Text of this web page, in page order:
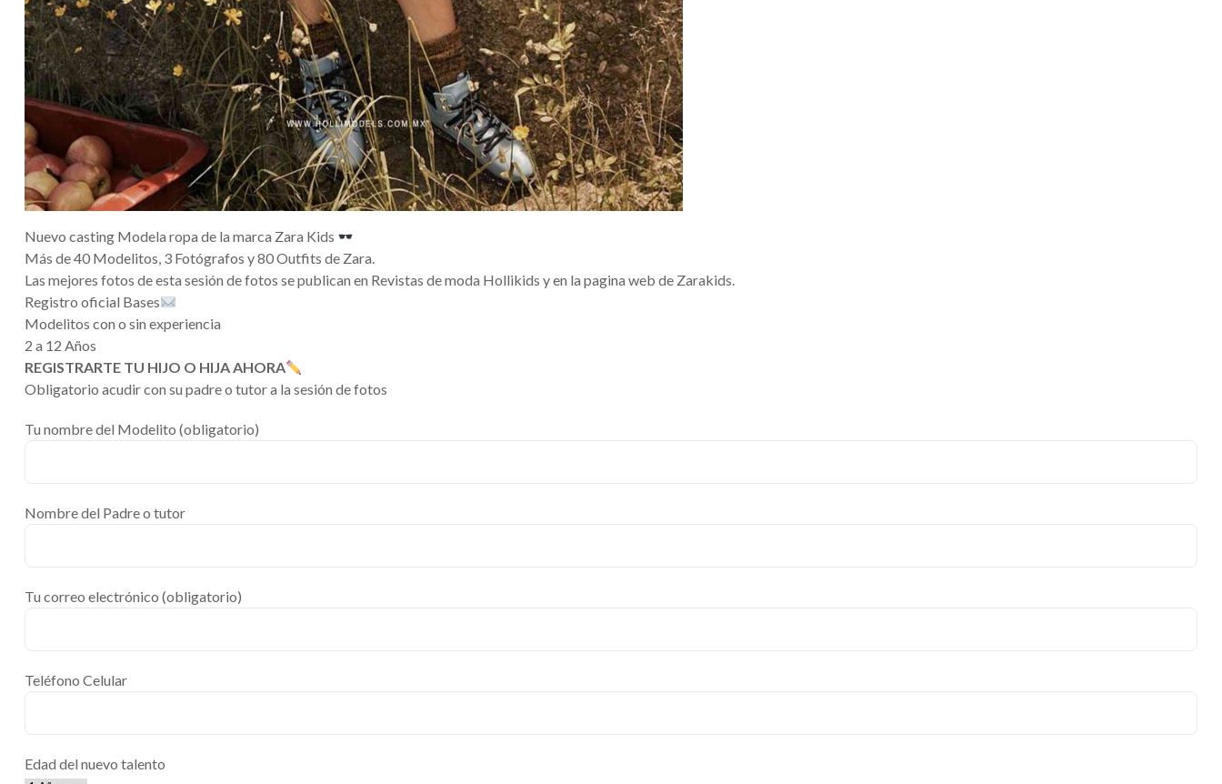
Nuevo casting Modela ropa de la marca Zara Kids
Más de 40 Modelitos, 3 Fotógrafos y 80 Outfits de Zara.
Las mejores fotos de esta sesión de fotos se publican en Revistas de moda Hollikids y en la pagina web de Zarakids.
Registro oficial Bases
Modelitos con o sin experiencia
2 a 12 Años
REGISTRARTE TU HIJO O HIJA AHORA
Obligatorio acudir con su padre o tutor a la sesión de fotos
Tu nombre del Modelito (obligatorio)
Nombre del Padre o tutor
Tu correo electrónico (obligatorio)
Teléfono Celular
Edad del nuevo talento